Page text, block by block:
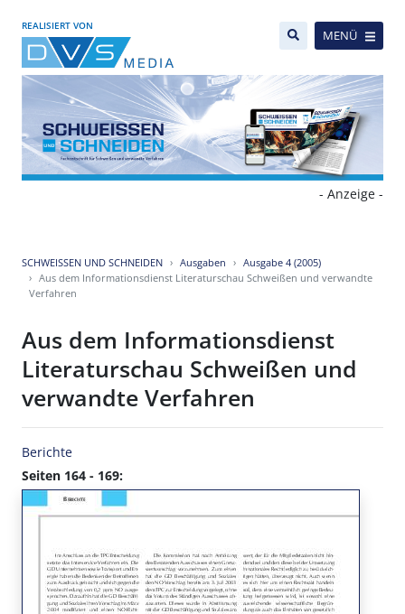
REALISIERT VON
MENÜ
- Anzeige -
SCHWEISSEN UND SCHNEIDEN Ausgaben
Ausgabe 4 (2005)
Aus dem Informationsdienst Literaturschau Schweißen und verwandte
Verfahren
Aus dem Informationsdienst
Literaturschau Schweißen und
verwandte Verfahren
Berichte
Seiten 164 - 169: